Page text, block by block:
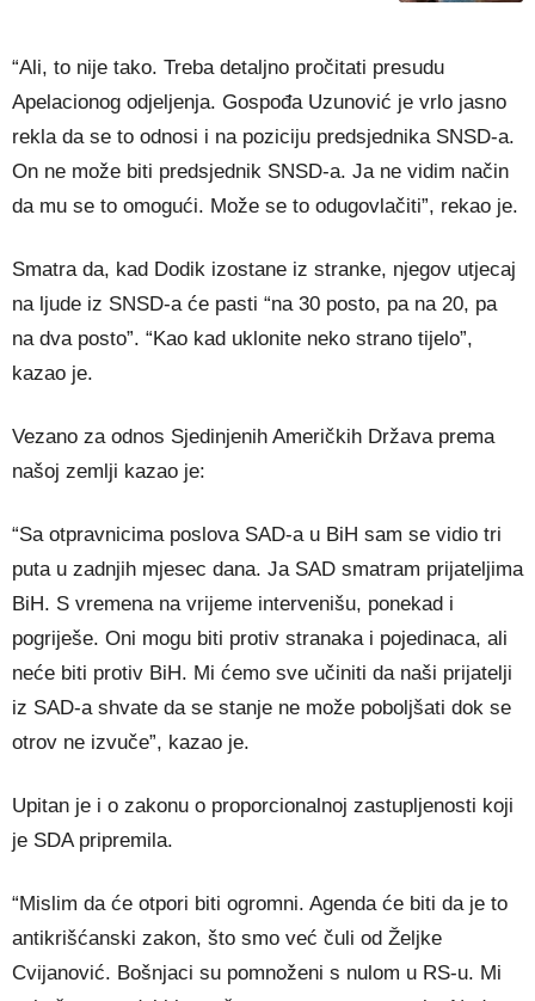
“Ali, to nije tako. Treba detaljno pročitati presudu
Apelacionog odjeljenja. Gospođa Uzunović je vrlo jasno
rekla da se to odnosi i na poziciju predsjednika SNSD-a.
On ne može biti predsjednik SNSD-a. Ja ne vidim način
da mu se to omogući. Može se to odugovlačiti”, rekao je.
Smatra da, kad Dodik izostane iz stranke, njegov utjecaj
na ljude iz SNSD-a će pasti “na 30 posto, pa na 20, pa
na dva posto”. “Kao kad uklonite neko strano tijelo”,
kazao je.
Vezano za odnos Sjedinjenih Američkih Država prema
našoj zemlji kazao je:
“Sa otpravnicima poslova SAD-a u BiH sam se vidio tri
puta u zadnjih mjesec dana. Ja SAD smatram prijateljima
BiH. S vremena na vrijeme intervenišu, ponekad i
pogriješe. Oni mogu biti protiv stranaka i pojedinaca, ali
neće biti protiv BiH. Mi ćemo sve učiniti da naši prijatelji
iz SAD-a shvate da se stanje ne može poboljšati dok se
otrov ne izvuče”, kazao je.
Upitan je i o zakonu o proporcionalnoj zastupljenosti koji
je SDA pripremila.
“Mislim da će otpori biti ogromni. Agenda će biti da je to
antikrišćanski zakon, što smo već čuli od Željke
Cvijanović. Bošnjaci su pomnoženi s nulom u RS-u. Mi